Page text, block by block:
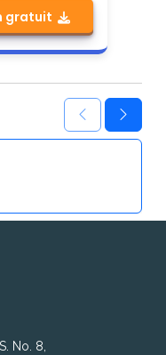
gratuit
No. 8,